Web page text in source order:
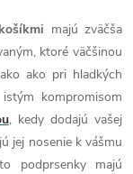
majú zväčša
ktoré väčšinou
ako pri hladkých
kompromisom
, kedy dodajú vašej
jej nosenie k vášmu
podprsenky majú